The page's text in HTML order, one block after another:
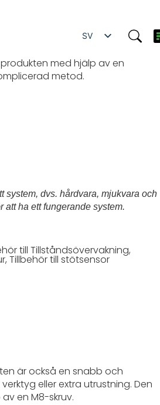
SV
med hjälp av en
metod.
system, dvs. hårdvara, mjukvara och
ha ett fungerande system.
till Tillståndsövervakning,
, Tillbehör till stötsensor
är också en snabb och
eller extra utrustning. Den
en M8-skruv.